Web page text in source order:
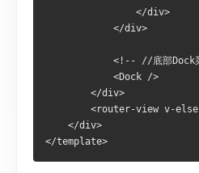
                </div>
            </div>
<!-- //底部Dock
            <Dock />
        </div>
<router-view v-
    </div>